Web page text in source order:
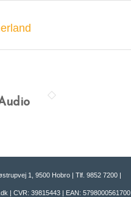
1, 9500 Hobro | Tlf. 9852 7200 |
| CVR: 39815443 | EAN: 5798000561700